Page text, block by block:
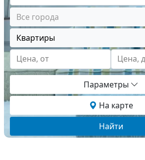
Все города
Квартиры
Цена, от
Цена,
Параметры
На карте
Найти